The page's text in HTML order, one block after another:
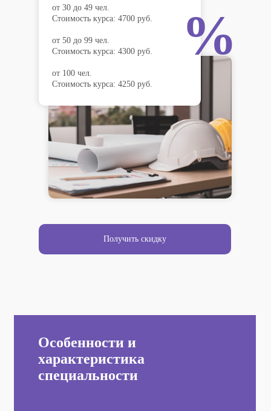
от 30 до 49 чел.
Стоимость курса: 4700 руб.
от 50 до 99 чел.
Стоимость курса: 4300 руб.
от 100 чел.
Стоимость курса: 4250 руб.
Получить скидку
%
Особенности и
характеристика
специальности